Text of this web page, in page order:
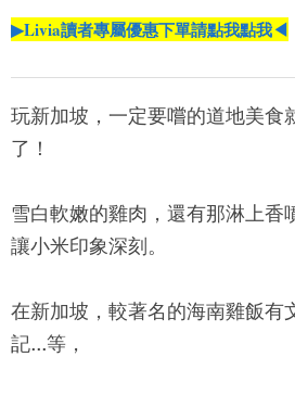
▶Livia讀者專屬優惠下單請點我點我◀
玩新加坡，一定要嚐的道地美食
了！
雪白軟嫩的雞肉，還有那淋上香
讓小米印象深刻。
在新加坡，較著名的海南雞飯有
記...等，